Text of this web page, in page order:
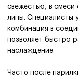
свежестью, в смеси
липы. Специалисты
комбинация в
позволяет быстро
наслаждение.
Часто после